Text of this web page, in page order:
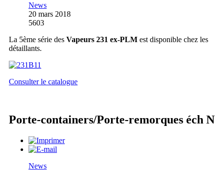
News
20 mars 2018
5603
La 5ème série des Vapeurs 231 ex-PLM est disponible chez les
détaillants.
Consulter le catalogue
Porte-containers/Porte-remorques éch N
News